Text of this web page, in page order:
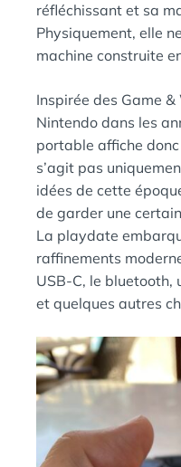
réfléchissant et sa
Physiquement, elle
machine construite
Inspirée des Game
Nintendo dans les
portable affiche
s’agit pas
idées de cette
de garder une
La playdate
raffinements
USB-C, le bluetooth,
et quelques autres